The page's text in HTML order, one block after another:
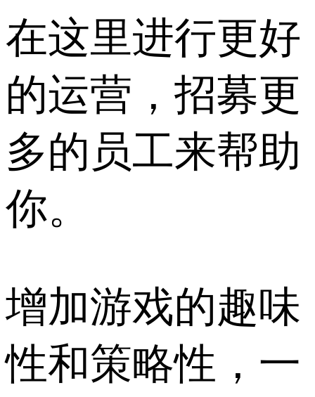
在这里进行更好
的运营，招募更
多的员工来帮助
你。
增加游戏的趣味
性和策略性，一